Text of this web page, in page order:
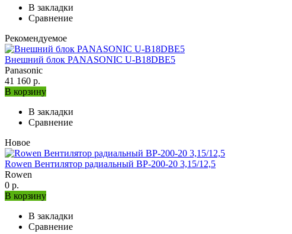
В закладки
Сравнение
Рекомендуемое
Внешний блок PANASONIC U-B18DBE5
Panasonic
41 160 р.
В корзину
В закладки
Сравнение
Новое
Rowen Вентилятор радиальный ВР-200-20 3,15/12,5
Rowen
0 р.
В корзину
В закладки
Сравнение